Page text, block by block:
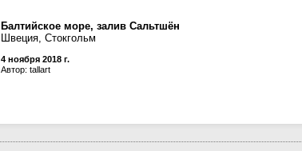
Балтийское море, залив Сальтшён
Швеция, Стокгольм
4 ноября 2018 г.
Автор: tallart